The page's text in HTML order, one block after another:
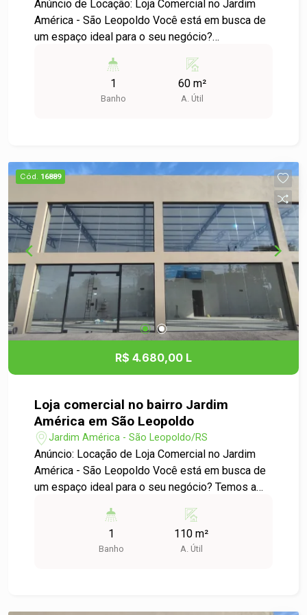
Anúncio de Locação: Loja Comercial no Jardim
América - São Leopoldo Você está em busca de
um espaço ideal para o seu negócio?
locação de uma loja comercial localizada no
charmoso bairro Jardim América, em São
amplo e versátil, ideal para diversos tipos de
comércio, como lojas de roupas, salões de
beleza, escritórios, entre outros. - Ambientes
bem iluminados, proporcionando um ambiente
agradável para clientes e colaboradores. -
Próximo a comércios locais, restaurantes e
serviços, garantindo visibilidade e conveniência.
Não perca a chance de estabelecer seu negócio
em um local estratégico e com grande potencial
de crescimento. Agende uma visita e venha
conhecer este espaço que pode ser o próximo
passo para o sucesso do seu empreendimento!
Para mais informações e agendamentos, entre
ajudar você a encontrar o espaço perfeito para o
seu negócio!
1
Banho
60 m²
A. Útil
Cód. 16889
R$ 4.680,00 L
Loja comercial no bairro Jardim
América em São Leopoldo
Jardim América - São Leopoldo/RS
Anúncio: Locação de Loja Comercial no Jardim
América - São Leopoldo Você está em busca de
um espaço ideal para o seu negócio? Temos a
útil de 110 m², oferece um espaço versátil e bem
distribuído, ideal para diversos tipos de
1
Banho
110 m²
A. Útil